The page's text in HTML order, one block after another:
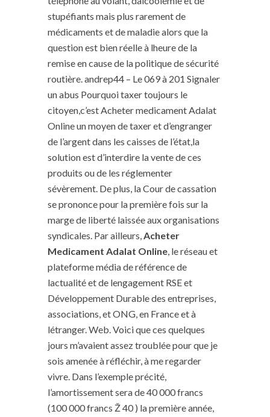
stupéfiants mais plus rarement de
médicaments et de maladie alors que la
question est bien réelle à lheure de la
remise en cause de la politique de sécurité
routière. andrep44 – Le 069 à 201 Signaler
un abus Pourquoi taxer toujours le
citoyen,c’est Acheter medicament Adalat
Online un moyen de taxer et d’engranger
de l’argent dans les caisses de l’état,la
solution est d’interdire la vente de ces
produits ou de les réglementer
sévèrement. De plus, la Cour de cassation
se prononce pour la première fois sur la
marge de liberté laissée aux organisations
syndicales. Par ailleurs,Acheter
Medicament Adalat Online, le réseau et
plateforme média de référence de
lactualité et de lengagement RSE et
Développement Durable des entreprises,
associations, et ONG, en France et à
létranger. Web. Voici que ces quelques
jours m’avaient assez troublée pour que je
sois amenée à réfléchir, à me regarder
vivre. Dans l’exemple précité,
l’amortissement sera de 40 000 francs
(100 000 francs Ž 40 ) la première année,